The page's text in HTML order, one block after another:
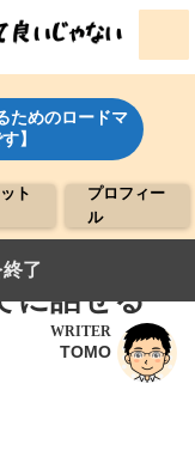
ためのロードマ
】
ト
プロフィー
ル
】HSKに合
に話せる
WRITER
TOMO
了